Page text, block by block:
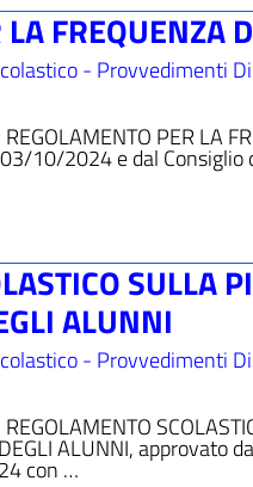
FREQUENZA
- Provvedimenti
PER LA
10/2024 e dal
SULLA
ALUNNI
- Provvedimenti
ALUNNI, approvato
con …